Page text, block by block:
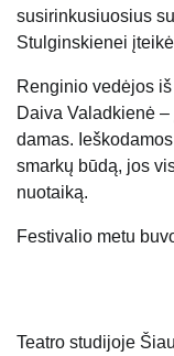
susirinkusiuosius
Stulginskienei
Renginio vedėjos
Daiva Valadkienė
damas.
smarkų būdą, jos
nuotaiką.
Festivalio metu
Teatro studijoje